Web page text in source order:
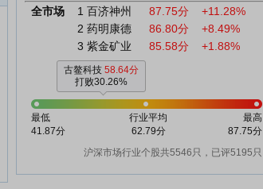
全市场 1 百济神州 87.75分
+11.28%
2 药明康德 86.80分
+8.49%
3 紫金矿业 85.58分 +1.88%
古鳌科技 58.64分
打败30.26%
最低
41.87分
行业平均
62.79分
最高
87.75分
沪深市场行业个股共5546只，已评5195只